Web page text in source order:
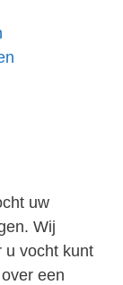
uw
Wij
u vocht kunt
een